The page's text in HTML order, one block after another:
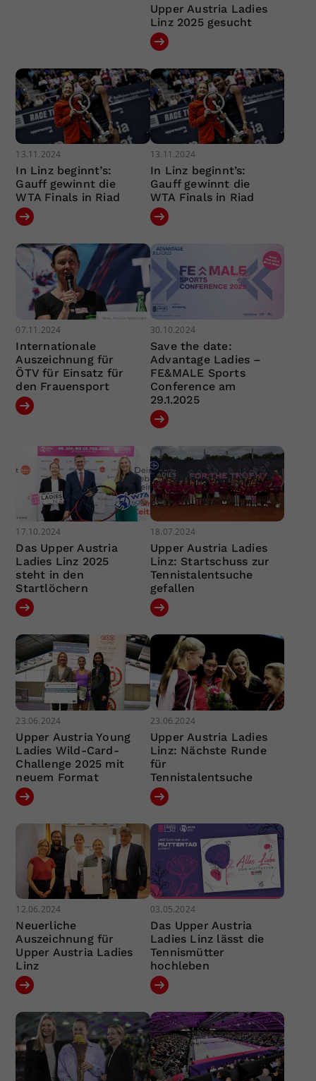
Upper Austria Ladies
Linz 2025 gesucht
13.11.2024
In Linz beginnt’s:
Gauff gewinnt die
WTA Finals in Riad
13.11.2024
In Linz beginnt’s:
Gauff gewinnt die
WTA Finals in Riad
07.11.2024
Internationale
Auszeichnung für
ÖTV für Einsatz für
den Frauensport
30.10.2024
Save the date:
Advantage Ladies –
FE&MALE Sports
Conference am
29.1.2025
17.10.2024
Das Upper Austria
Ladies Linz 2025
steht in den
Startlöchern
18.07.2024
Upper Austria Ladies
Linz: Startschuss zur
Tennistalentsuche
gefallen
23.06.2024
Upper Austria Young
Ladies Wild-Card-
Challenge 2025 mit
neuem Format
23.06.2024
Upper Austria Ladies
Linz: Nächste Runde
für
Tennistalentsuche
12.06.2024
Neuerliche
Auszeichnung für
Upper Austria Ladies
Linz
03.05.2024
Das Upper Austria
Ladies Linz lässt die
Tennismütter
hochleben